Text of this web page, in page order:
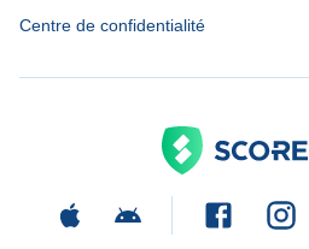
Centre de confidentialité